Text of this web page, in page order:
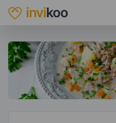
invikoo